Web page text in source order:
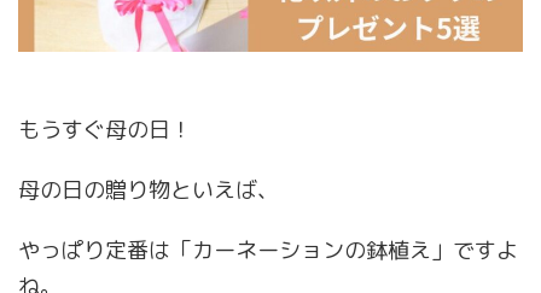
もうすぐ母の日！
母の日の贈り物といえば、
やっぱり定番は「カーネーションの鉢植え」ですよ
ね。